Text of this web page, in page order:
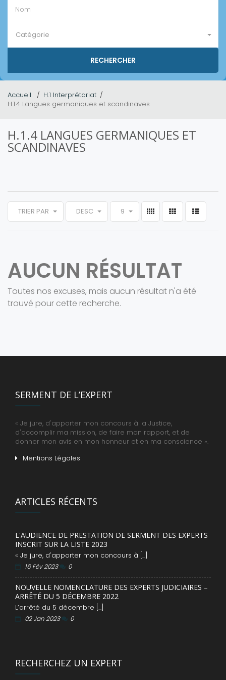
Catégorie
Accueil
H.1 Interprétariat
H.1.4 Langues germaniques et scandinaves
H.1.4 LANGUES GERMANIQUES ET
SCANDINAVES
TRIER PAR DESC 9
AUCUN RÉSULTAT
Toutes nos excuses, mais aucun résultat n'a été
trouvé pour cette recherche.
SERMENT DE L’EXPERT
« Je jure, d'apporter mon concours à la Justice,
d'accomplir ma mission, de faire mon rapport, et de
donner mon avis en mon honneur et en ma conscience ».
Mentions Légales
ARTICLES RÉCENTS
L'AUDIENCE DE PRESTATION DE SERMENT DES EXPERTS
INSCRIT SUR LA LISTE 2023
« Je jure, d'apporter mon concours à [...]
16 Fév 2023 0
NOUVELLE NOMENCLATURE DES EXPERTS JUDICIAIRES –
ARRÊTÉ DU 5 DÉCEMBRE 2022
L’arrêté du 5 décembre [...]
02 Jan 2023 0
RECHERCHEZ UN EXPERT